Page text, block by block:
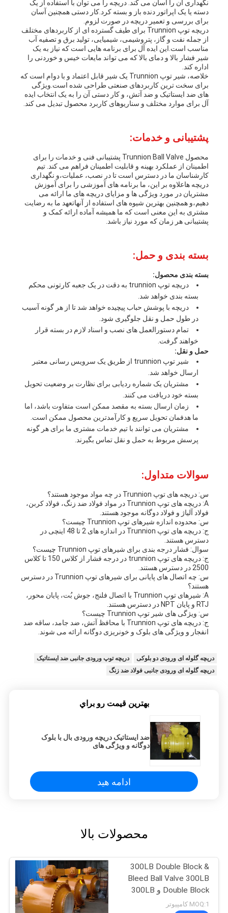
نگهداری آن را آسان می کند. دریچه را می توان با استفاده از یک
دسته یا یک اپراتور دنده باز و بسته کرد.کار دستی همچنین آسان
برای بررسی و تعمیر دریچه در صورت لزوم.
دریچه توپ Trunnion برای طیف گسترده ای از کاربردهای مختلف
از جمله نفت و گاز، پتروشیمی، شیمیایی، تولید برق و تصفیه آب
مناسب است.این ایده آل برای برنامه هایی است که نیاز به یک
شیر فشار بالا و دمای بالا که می تواند مایعات خیس و خوردنی را
اداره کند.
خلاصه، شیر توپ Trunnion یک شیر قابل اعتماد و با دوام است که
برای سخت ترین کاربردهای صنعتی طراحی شده است.ویژگی
های ضد ایستاتیک و ضد آتش، و کار دستی آن را به یک انتخاب ایده
آل برای موارد مختلف و سناریوهای کاربرد محصول تبدیل می کند.
پشتیبانی و خدمات:
محصول Trunnion Ball Valve پشتیبانی فنی و خدمات را برای
اطمینان از عملکرد بهینه و قابلیت اطمینان فراهم می کند. تیم
کارشناسان ما در دسترس است تا در نصب، عملیات،و نگهداری
دریچه هاعلاوه بر این، ما برنامه های آموزشی را برای آموزش
مشتریان در مورد ویژگی ها و مزایای دریچه های ما ارائه می
دهیم،و همچنین بهترین شیوه های استفاده از آنهاتعهد ما به رضایت
مشتری به این معنی است که ما همیشه آماده ارائه کمک و
پشتیبانی هر زمان که مورد نیاز باشد.
بسته بندی و حمل:
بسته بندی محصول:
دریچه توپ trunnion به دقت در یک جعبه کارتونی محکم
بسته بندی خواهد شد.
دریچه با پوشش حباب پیچیده خواهد شد تا از هر گونه آسیب
در طول حمل و نقل جلوگیری شود.
تمام دستورالعمل های نصب و اسناد لازم در بسته قرار
خواهند گرفت.
حمل و نقل:
شیر توپ trunnion از طریق یک سرویس رسانی معتبر
ارسال خواهد شد.
مشتریان یک شماره ردیابی برای نظارت بر وضعیت تحویل
بسته خود دریافت می کنند.
زمان ارسال بسته به مقصد ممکن است متفاوت باشد، اما
ما هدفمان تحویل سریع و کارآمدترین محصول ممکن است.
مشتریان می توانند با تیم خدمات مشتری ما برای هر گونه
پرسش مربوط به حمل و نقل تماس بگیرند.
سوالات متداول:
س: دریچه های توپ Trunnion در چه مواد موجود هستند؟
A: دریچه های توپ Trunnion در مواد فولاد ضد زنگ، فولاد کربن،
فولاد آلیاژ و فولاد دوگانه موجود هستند.
س: محدوده اندازه شیرهای توپ Trunnion چیست؟
ج: دریچه های توپ Trunnion در اندازه های 2 تا 48 اینچی در
دسترس هستند.
سوال: فشار درجه بندی برای شیرهای توپ Trunnion چیست؟
ج: دریچه های توپ trunnion در درجه فشار از کلاس 150 تا کلاس
2500 در دسترس هستند.
س: چه اتصال های پایانی برای شیرهای توپ Trunnion در دسترس
هستند؟
A: شیرهای توپ Trunnion با اتصال فلنج، جوش بُت، پایان محور،
RTJ و پایان NPT در دسترس هستند.
س: ویژگی های شیر توپ Trunnion چیست؟
ج: دریچه های توپ Trunnion با محافظ آتش، ضد جامد، ساقه ضد
انفجار و ویژگی های بلوک و خونریزی دوگانه ارائه می شوند.
دریچه گلوله ای ورودی دو بلوکی
دریچه توپ ورودی جانبی ضد ایستاتیک
دریچه گلوله ای ورودی جانبی فولاد ضد زنگ
بهترين قيمت رو براي
ضد ایستاتیک دریچه ورودی بال با بلوک
دوگانه و ویژگی های
ادامه هید
محصولات بالا
300LB Double Block &
Bleed Ball Valve 300LB
Double Block و 300LB
MOQ:1 کامپیوتر